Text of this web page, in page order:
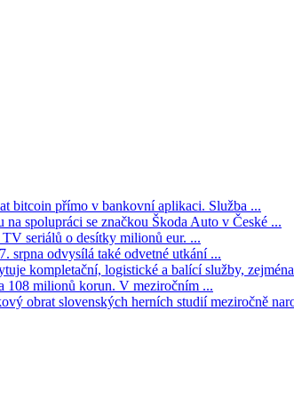
bitcoin přímo v bankovní aplikaci. Služba ...
spolupráci se značkou Škoda Auto v České ...
seriálů o desítky milionů eur. ...
srpna odvysílá také odvetné utkání ...
kompletační, logistické a balící služby,
108 milionů korun. V meziročním ...
obrat slovenských herních studií meziročně